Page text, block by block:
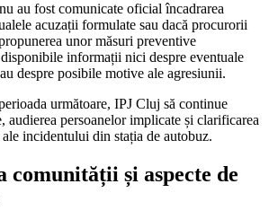
au fost comunicate oficial încadrarea
acuzații formulate sau dacă procurorii
unor măsuri preventive
informații nici despre eventuale
despre posibile motive ale agresiunii.
următoare, IPJ Cluj să continue
audierea persoanelor implicate și clarificarea
incidentului din stația de autobuz.
comunității și aspecte de